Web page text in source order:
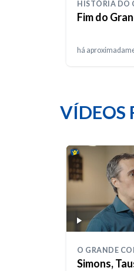
HISTÓRIA DO
Fim do
há
VÍDEOS
O GRANDE
Simons,